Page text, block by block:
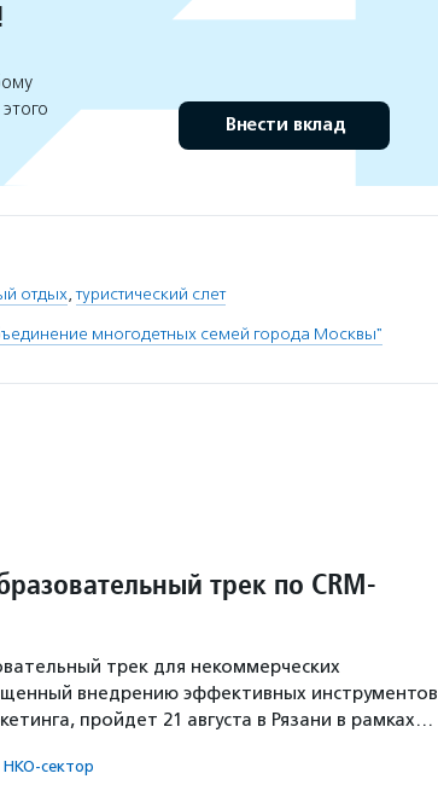
Внести вклад
отдых,туристический слет
многодетных семей города Москвы"
трек по CRM-
трек для некоммерческих
внедрению эффективных инструментов
пройдет 21 августа в Рязани в рамках…
НКО-сектор